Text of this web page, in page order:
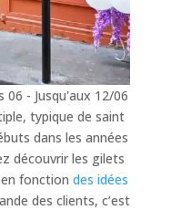
06 - Jusqu'aux 12/06
typique de saint
dans les années
découvrir les gilets
fonction des idées
des clients, c’est